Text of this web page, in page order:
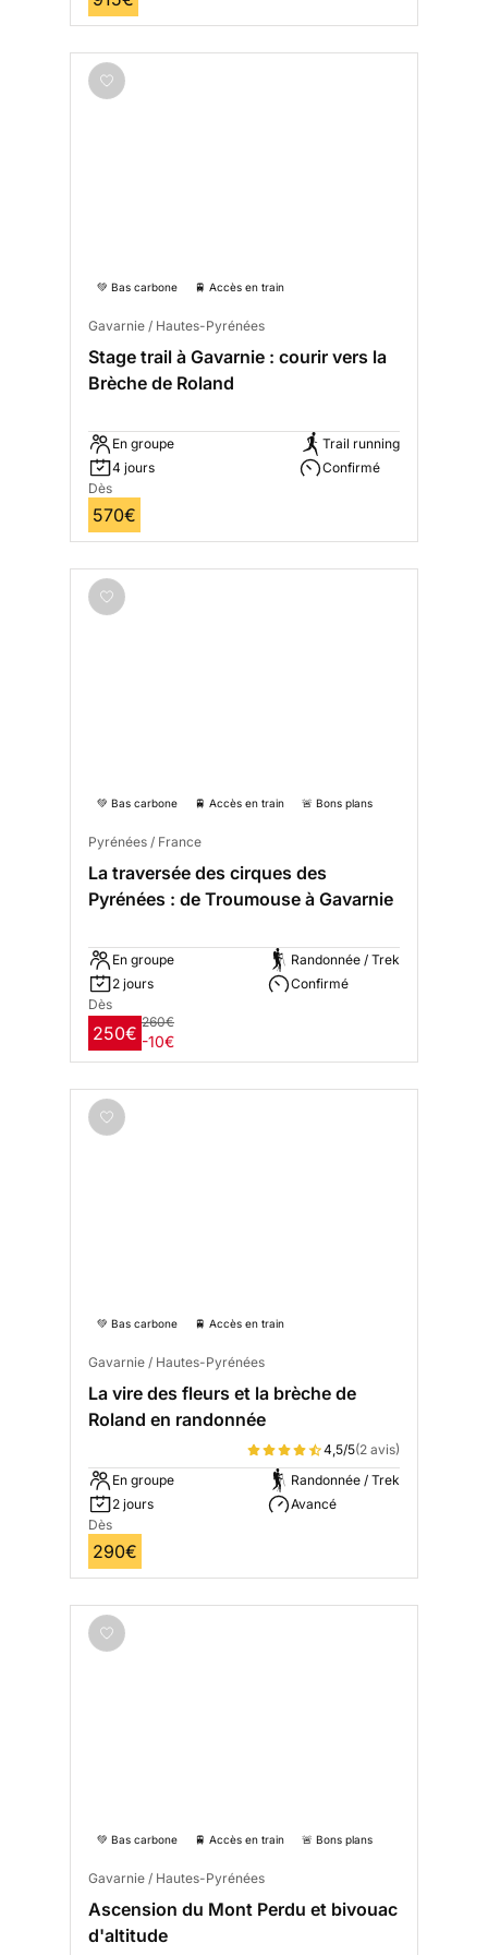
💚 Bas carbone 🚆 Accès en train
Gavarnie / Hautes-Pyrénées
Stage trail à Gavarnie : courir vers la
Brèche de Roland
En groupe
4 jours
Trail running
Confirmé
Dès
570€
💚 Bas carbone 🚆 Accès en train 🚨 Bons plans
Pyrénées / France
La traversée des cirques des
Pyrénées : de Troumouse à Gavarnie
En groupe
2 jours
Randonnée / Trek
Confirmé
Dès
250€
260€
-10€
💚 Bas carbone 🚆 Accès en train
Gavarnie / Hautes-Pyrénées
La vire des fleurs et la brèche de
Roland en randonnée
4,5/5(2 avis)
En groupe
2 jours
Randonnée / Trek
Avancé
Dès
290€
💚 Bas carbone 🚆 Accès en train 🚨 Bons plans
Gavarnie / Hautes-Pyrénées
Ascension du Mont Perdu et bivouac
d'altitude